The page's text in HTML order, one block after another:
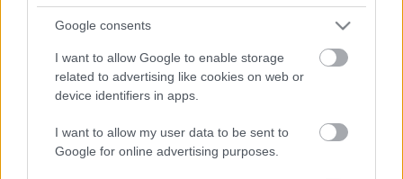
Google consents
I want to allow Google to enable storage
related to advertising like cookies on web or
device identifiers in apps.
I want to allow my user data to be sent to
Google for online advertising purposes.
Fontos a postaládákba költöző
széncinegék védelme